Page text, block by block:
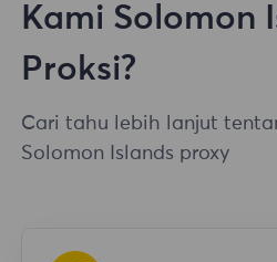
Kami Solomon
Proksi?
Cari tahu lebih lanjut
Solomon Islands proxy